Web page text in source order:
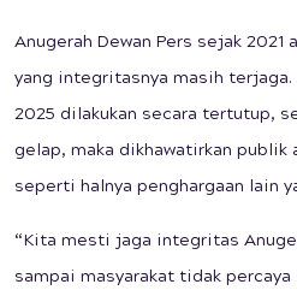
Anugerah Dewan Pers sejak 2021
yang integritasnya masih terjaga.
2025 dilakukan secara tertutup,
gelap, maka dikhawatirkan publik
seperti halnya penghargaan lain
“Kita mesti jaga integritas
sampai masyarakat tidak percaya